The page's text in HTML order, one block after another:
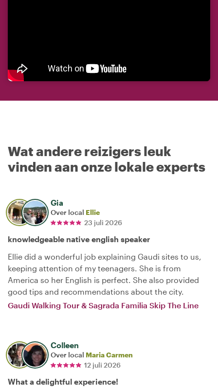
Wat andere reizigers leuk
vinden aan onze lokale experts
Gia
Over local Ellie
23 juli 2026
knowledgeable native english speaker
Ellie did a wonderful job explaining Gaudi sites to us,
keeping attention of my teenagers. She is from
America so her English is perfect. She also provided
good tips and recommendations about the city.
Gaudi Walking Tour & Sagrada Familia Skip The Line
Colleen
Over local Maria Carmen
12 juli 2026
What a delightful experience!